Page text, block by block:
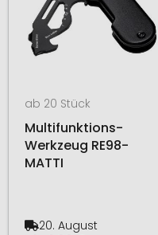
ab 20 Stück
Multifunktions-
Werkzeug RE98-
MATTI
20. August